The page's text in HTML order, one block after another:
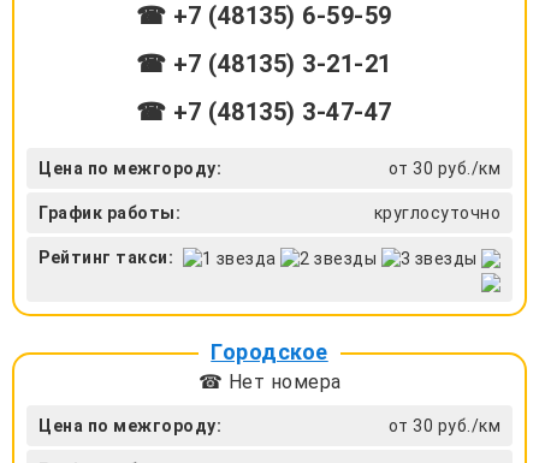
☎ +7 (48135) 6-59-59
☎ +7 (48135) 3-21-21
☎ +7 (48135) 3-47-47
Цена по межгороду: от 30 руб./км
График работы: круглосуточно
Рейтинг такси:
Городское
☎ Нет номера
Цена по межгороду: от 30 руб./км